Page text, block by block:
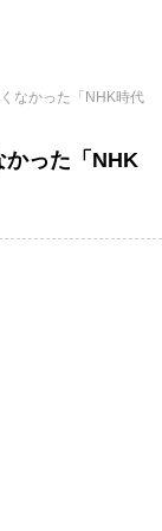
なかった「NHK時代
かった「NHK